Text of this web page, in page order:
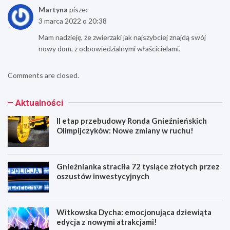
Martyna pisze:
3 marca 2022 o 20:38
Mam nadzieję, że zwierzaki jak najszybciej znajdą swój
nowy dom, z odpowiedzialnymi właścicielami.
Comments are closed.
Aktualności
II etap przebudowy Ronda Gnieźnieńskich
Olimpijczyków: Nowe zmiany w ruchu!
Gnieźnianka straciła 72 tysiące złotych przez
oszustów inwestycyjnych
Witkowska Dycha: emocjonująca dziewiąta
edycja z nowymi atrakcjami!